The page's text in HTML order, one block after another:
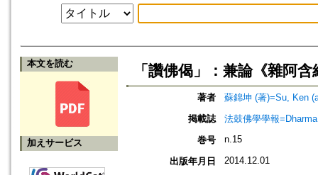
本文を読む
加えサービス
「讚佛偈」：兼論《雜阿
著者
蘇錦坤 (著)=Su, Ken
掲載誌
法鼓佛學學報
巻号
n.15
出版年月日 2014.12.01